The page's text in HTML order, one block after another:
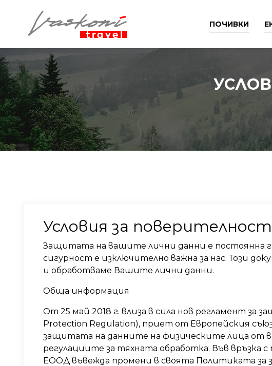
ПОЧИВКИ
Условия за поверителност
Защитата на вашите лични данни е постоянна
сигурност е изключително важна за нас. Този
и обработваме Вашите лични данни.
Обща информация
От 25 май 2018 г. влиза в сила нов регламент за
Protection Regulation), приет от Европейския
защитата на данните на физическите лица от
регулациите за тяхната обработка. Във връзка
ЕООД въвежда промени в своята Политиката за